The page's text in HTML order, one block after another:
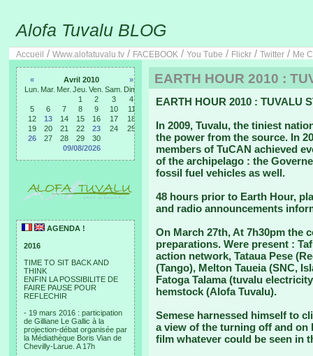
Alofa Tuvalu BLOG
Accueil / Www.alofatuvalu.tv / FACEBOOK / You Tube / Flickr / Twitter / Me
« Avril 2010
»
Lun. Mar. Mer. Jeu. Ven. Sam. Dim.
1
2 3
4
5
6 7 8 9 10
11
12
13 14 15 16 17
18
19
20 21 22 23 24
25
26
27 28 29
30
09/08/2026
AGENDA !
2016
TIME TO SIT BACK AND
THINK
ENFIN LA POSSIBILITE DE
FAIRE PAUSE POUR
REFLECHIR
- 19 mars 2016 : participation
de Gilliane Le Gallic à la
projection-débat organisée par
la Médiathèque Boris Vian de
Chevilly-Larue. A 17h
EARTH HOUR 2010 :
EARTH HOUR 2010 : TUVALU
In 2009, Tuvalu, the tiniest
the power from the source. In
members of TuCAN achieved
of the archipelago : the
fossil fuel vehicles as well.
48 hours prior to Earth Hour,
and radio announcements
On March 27th, At 7h30pm the
preparations. Were present :
action network, Tataua Pese
(Tango), Melton Taueia (SNC,
Fatoga Talama (tuvalu
hemstock (Alofa Tuvalu).
Semese harnessed himself to
a view of the turning off and
film whatever could be seen in